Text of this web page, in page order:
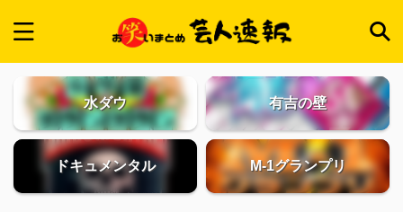
水ダウ 有吉の壁
ドキュメンタル M-1グランプリ